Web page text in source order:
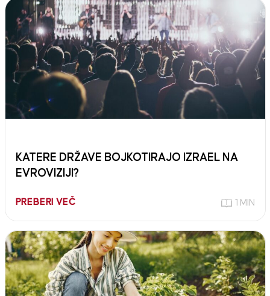
KATERE DRŽAVE BOJKOTIRAJO IZRAEL NA
EVROVIZIJI?
PREBERI VEČ 1 MIN